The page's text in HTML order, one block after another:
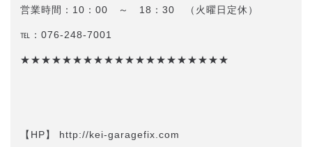
営業時間：10：00 ～ 18：30 （火曜日定休）
℡：076-248-7001
★★★★★★★★★★★★★★★★★★★★
【HP】 http://kei-garagefix.com​​